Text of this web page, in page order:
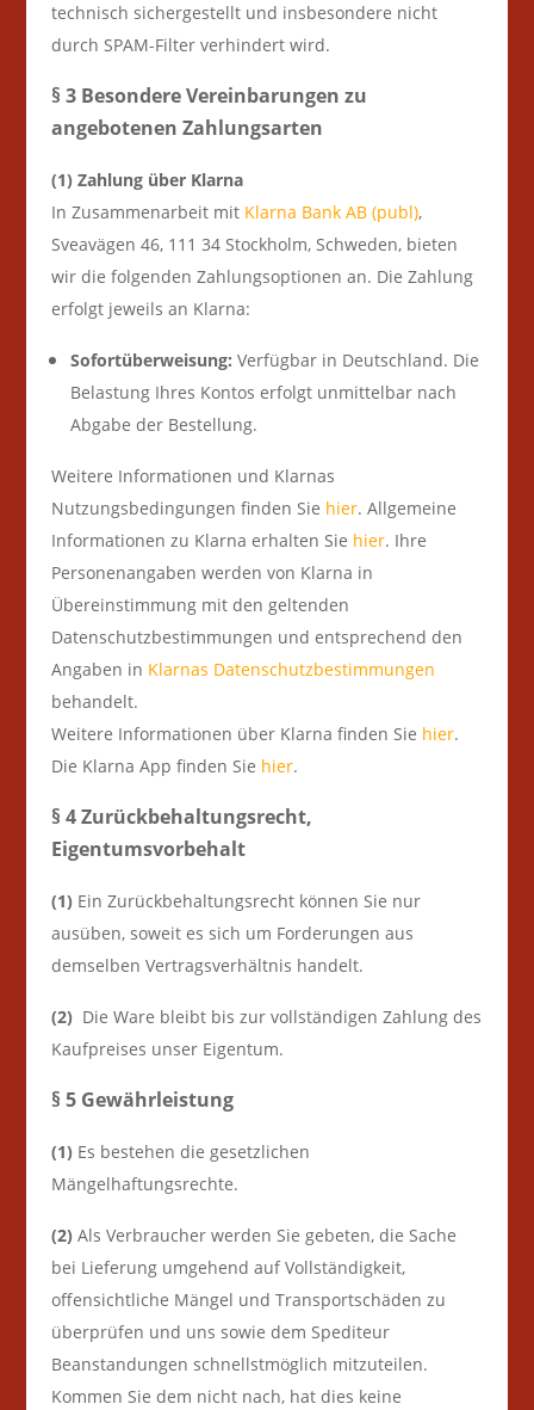
technisch sichergestellt und insbesondere nicht
durch SPAM-Filter verhindert wird.
§ 3 Besondere Vereinbarungen zu
angebotenen Zahlungsarten
(1) Zahlung über Klarna
In Zusammenarbeit mit Klarna Bank AB (publ),
Sveavägen 46, 111 34 Stockholm, Schweden, bieten
wir die folgenden Zahlungsoptionen an. Die Zahlung
erfolgt jeweils an Klarna:
Sofortüberweisung: Verfügbar in Deutschland. Die
Belastung Ihres Kontos erfolgt unmittelbar nach
Abgabe der Bestellung.
Weitere Informationen und Klarnas
Nutzungsbedingungen finden Sie hier. Allgemeine
Informationen zu Klarna erhalten Sie hier. Ihre
Personenangaben werden von Klarna in
Übereinstimmung mit den geltenden
Datenschutzbestimmungen und entsprechend den
Angaben in Klarnas Datenschutzbestimmungen
behandelt.
Weitere Informationen über Klarna finden Sie hier.
Die Klarna App finden Sie hier.
§ 4 Zurückbehaltungsrecht,
Eigentumsvorbehalt
(1) Ein Zurückbehaltungsrecht können Sie nur
ausüben, soweit es sich um Forderungen aus
demselben Vertragsverhältnis handelt.
(2) Die Ware bleibt bis zur vollständigen Zahlung des
Kaufpreises unser Eigentum.
§ 5 Gewährleistung
(1) Es bestehen die gesetzlichen
Mängelhaftungsrechte.
(2) Als Verbraucher werden Sie gebeten, die Sache
bei Lieferung umgehend auf Vollständigkeit,
offensichtliche Mängel und Transportschäden zu
überprüfen und uns sowie dem Spediteur
Beanstandungen schnellstmöglich mitzuteilen.
Kommen Sie dem nicht nach, hat dies keine